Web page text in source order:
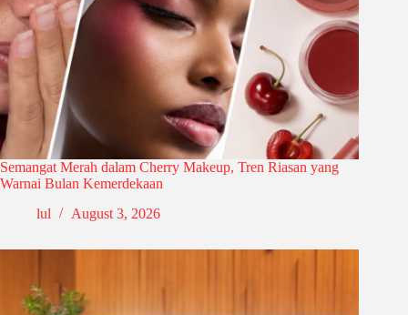
Semangat Merah dalam Cherry Makeup, Tren Riasan yang
Warnai Bulan Kemerdekaan
lul
August 3, 2026